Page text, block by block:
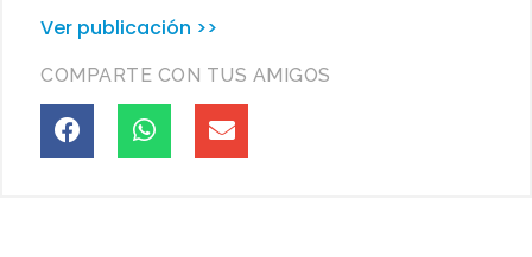
Ver publicación >>
COMPARTE CON TUS AMIGOS